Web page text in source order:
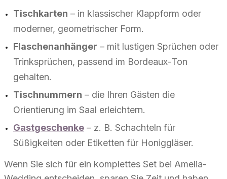
Tischkarten – in klassischer Klappform oder
moderner, geometrischer Form.
Flaschenanhänger – mit lustigen Sprüchen oder
Trinksprüchen, passend im Bordeaux-Ton
gehalten.
Tischnummern – die Ihren Gästen die
Orientierung im Saal erleichtern.
Gastgeschenke – z. B. Schachteln für
Süßigkeiten oder Etiketten für Honiggläser.
Wenn Sie sich für ein komplettes Set bei Amelia-